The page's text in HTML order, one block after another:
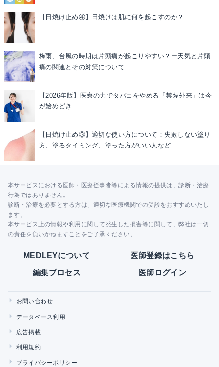
【日焼け止め④】日焼けは肌に何を起こすのか？
梅雨、台風の時期は片頭痛が起こりやすい？ー天気と片頭
痛の関連とその対策について
【2026年版】医療の力でタバコをやめる「禁煙外来」は今
が始めどき
【日焼け止め③】適切な使い方について：失敗しない塗り
方、塗るタイミング、塗った方がいい人など
本サービスにおける医師・医療従事者等による情報の提供は、診断・治療
行為ではありません。
診断・治療を必要とする方は、適切な医療機関での受診をおすすめいたし
ます。
本サービス上の情報や利用に関して発生した損害等に関して、弊社は一切
の責任を負いかねますことをご了承ください。
MEDLEYについて 医師登録はこちら
編集プロセス 医師ログイン
お問い合わせ
データベース利用
広告掲載
利用規約
プライバシーポリシー